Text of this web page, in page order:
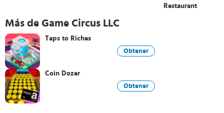
Restaurant
Más de Game Circus LLC
Taps to Riches
Obtener
Coin Dozer
Obtener